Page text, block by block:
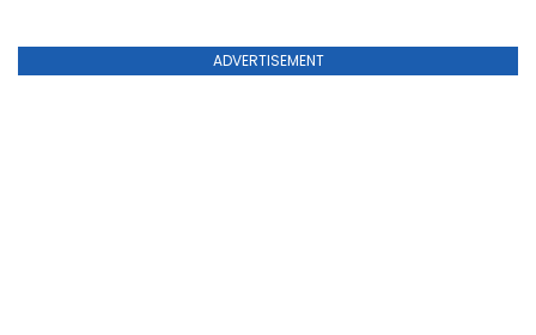
ADVERTISEMENT